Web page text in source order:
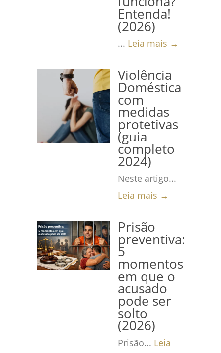
Entenda!
(2026)
... Leia mais →
Violência
Doméstica
com
medidas
protetivas
(guia
completo
2024)
Neste artigo...
Leia mais →
Prisão
preventiva:
5
momentos
em que o
acusado
pode ser
solto
(2026)
Prisão... Leia